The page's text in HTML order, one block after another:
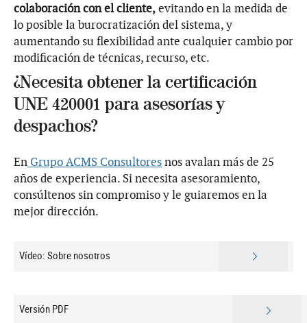
colaboración con el cliente,evitando en la medida de
lo posible la burocratización del sistema, y
aumentando su flexibilidad ante cualquier cambio por
modificación de técnicas, recurso, etc.
¿Necesita obtener la certificación
UNE 420001 para asesorías y
despachos?
En Grupo ACMS Consultoresnos avalan más de 25
años de experiencia. Si necesita asesoramiento,
consúltenos sin compromiso y le guiaremos en la
mejor dirección.
Vídeo: Sobre nosotros
Versión PDF